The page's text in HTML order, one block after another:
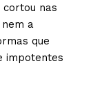
cortou nas
a
que
impotentes